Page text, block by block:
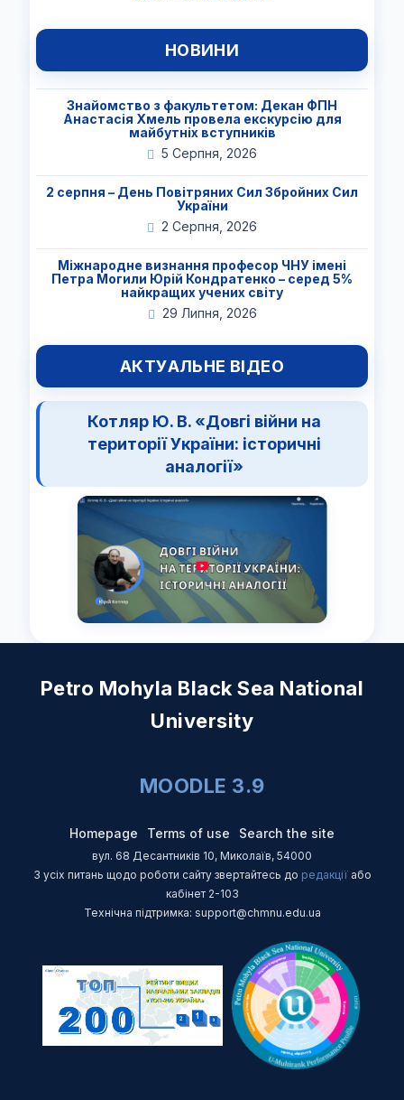
НОВИНИ
Знайомство з факультетом: Декан ФПН
Анастасія Хмель провела екскурсію для
майбутніх вступників
5 Серпня, 2026
2 серпня – День Повітряних Сил Збройних Сил
України
2 Серпня, 2026
Міжнародне визнання професор ЧНУ імені
Петра Могили Юрій Кондратенко – серед 5%
найкращих учених світу
29 Липня, 2026
АКТУАЛЬНЕ ВІДЕО
Котляр Ю. В. «Довгі війни на
території України: історичні
аналогії»
Petro Mohyla Black Sea National
University
MOODLE 3.9
Homepage Terms of use Search the site
вул. 68 Десантників 10, Миколаїв, 54000
З усіх питань щодо роботи сайту звертайтесь до редакції або
кабінет 2-103
Технічна підтримка: support@chmnu.edu.ua